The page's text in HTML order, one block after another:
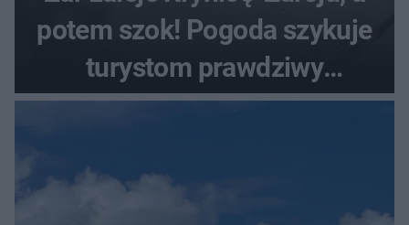
potem szok! Pogoda szykuje
turystom prawdziwy
rollercoaster